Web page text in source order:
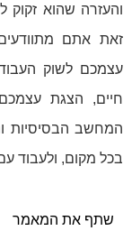
והעזרה שהוא זקוק
זאת אתם
עצמכם לשוק
חיים, הצגת עצמכם
המחשב הבסיסיות
בכל מקום, ולעבוד עם
שתף את המאמר